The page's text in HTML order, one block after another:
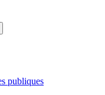
publiques